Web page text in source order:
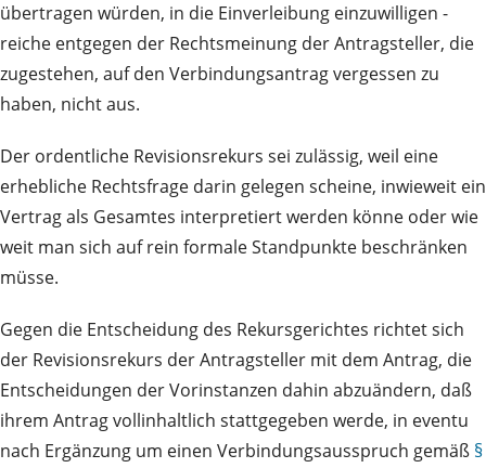
übertragen würden, in die Einverleibung einzuwilligen -
reiche entgegen der Rechtsmeinung der Antragsteller, die
zugestehen, auf den Verbindungsantrag vergessen zu
haben, nicht aus.
Der ordentliche Revisionsrekurs sei zulässig, weil eine
erhebliche Rechtsfrage darin gelegen scheine, inwieweit ein
Vertrag als Gesamtes interpretiert werden könne oder wie
weit man sich auf rein formale Standpunkte beschränken
müsse.
Gegen die Entscheidung des Rekursgerichtes richtet sich
der Revisionsrekurs der Antragsteller mit dem Antrag, die
Entscheidungen der Vorinstanzen dahin abzuändern, daß
ihrem Antrag vollinhaltlich stattgegeben werde, in eventu
nach Ergänzung um einen Verbindungsausspruch gemäß §